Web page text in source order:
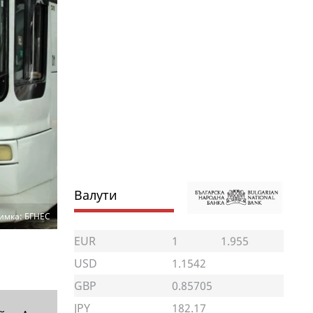
БГНЕС
Валути
EUR 1
1.955
USD
1.1542
GBP
0.85705
JPY
182.17